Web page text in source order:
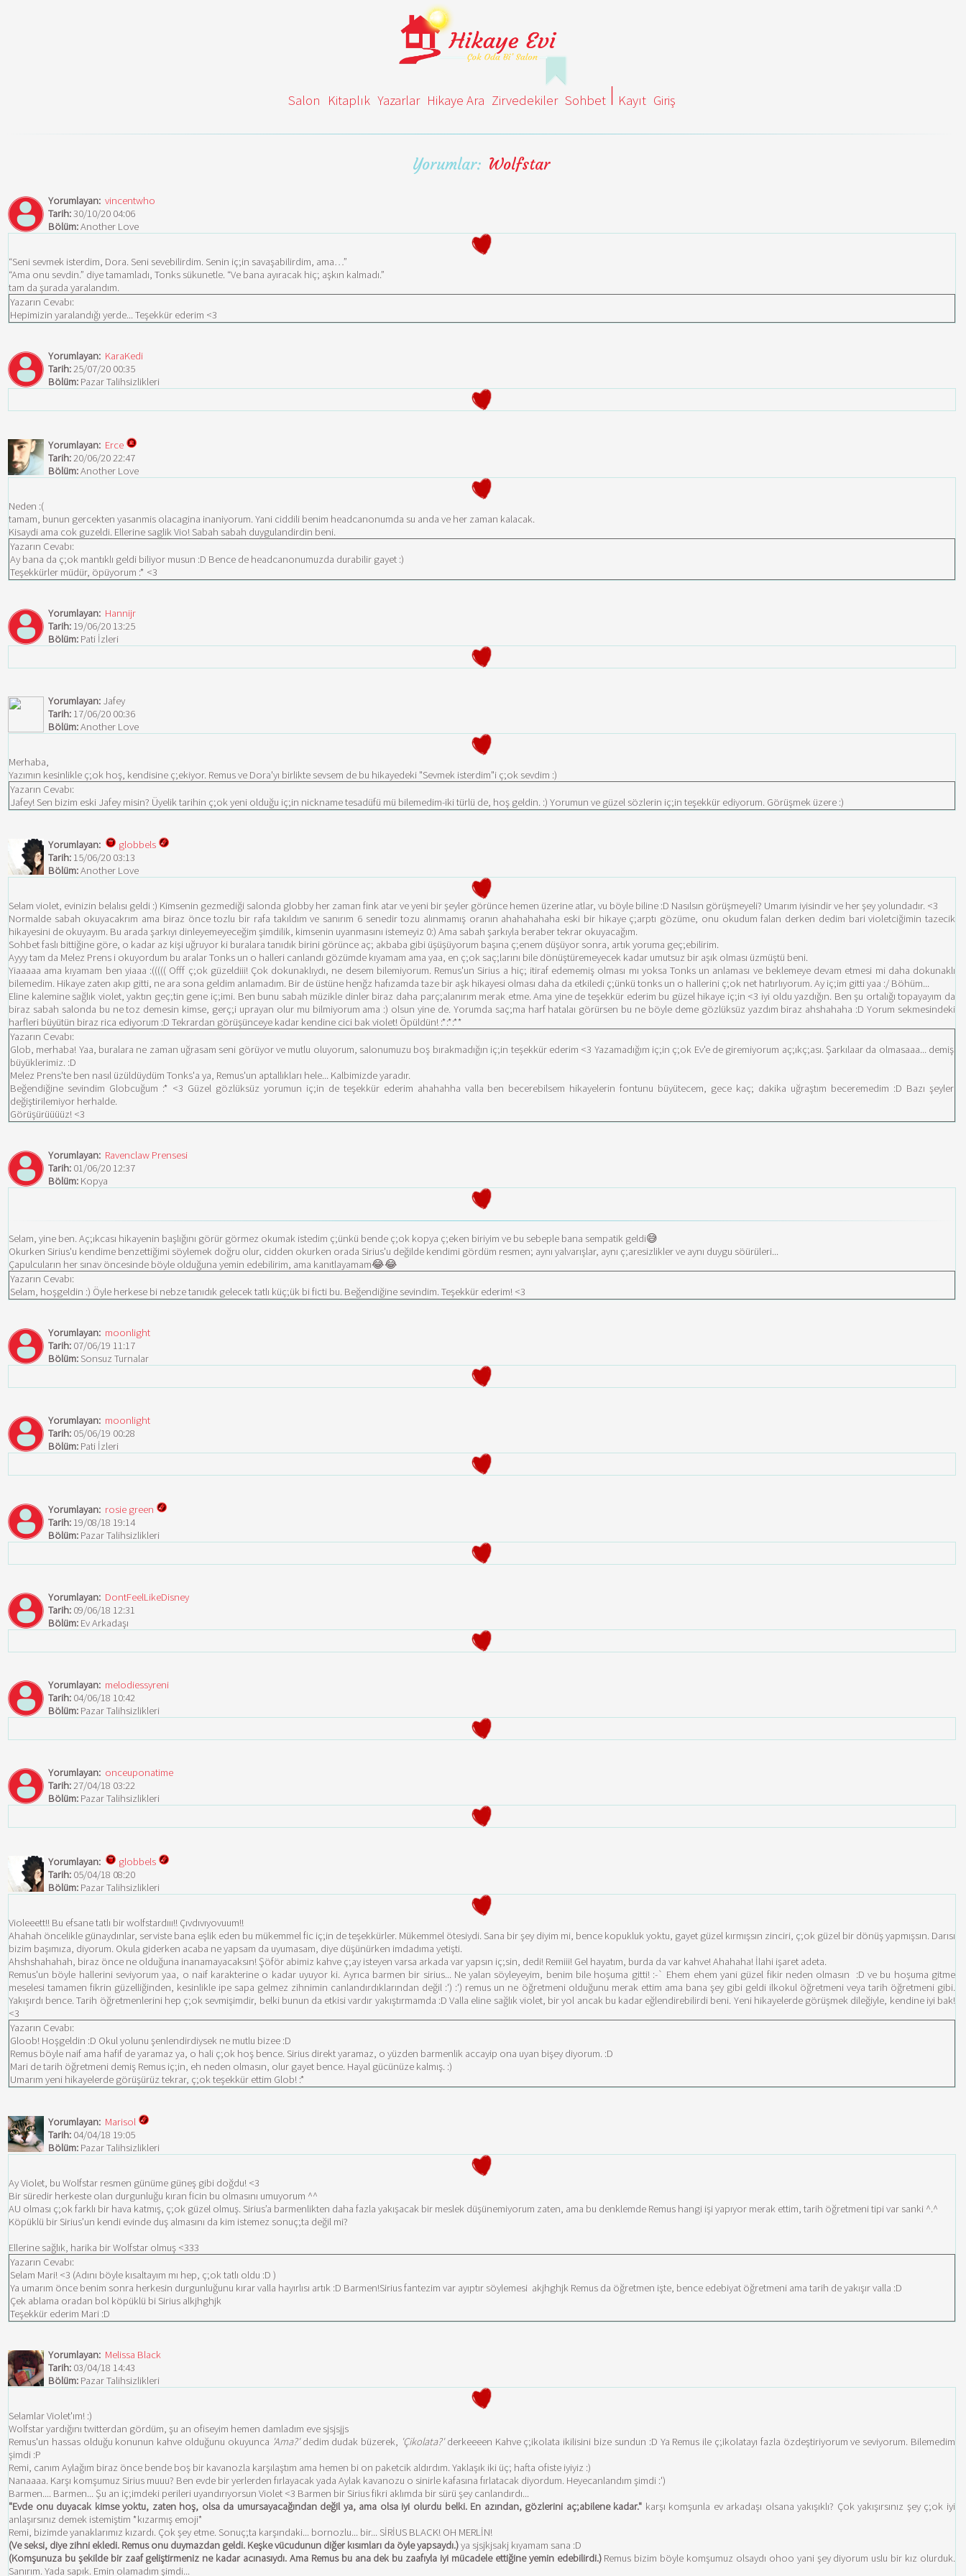
Salon Kitaplık Yazarlar Hikaye Ara Zirvedekiler Sohbet Kayıt Giriş
Yorumlar: Wolfstar
Yorumlayan: vincentwho
Tarih:30/10/20 04:06
Bölüm:Another Love
“Seni sevmek isterdim, Dora. Seni sevebilirdim. Senin iç;in savaşabilirdim, ama…”
“Ama onu sevdin.” diye tamamladı, Tonks sükunetle. “Ve bana ayıracak hiç; aşkın kalmadı.”
tam da şurada yaralandım.
Yazarın Cevabı:
Hepimizin yaralandığı yerde... Teşekkür ederim <3
Yorumlayan: KaraKedi
Tarih:25/07/20 00:35
Bölüm: Pazar Talihsizlikleri
Yorumlayan: Erce
Tarih:20/06/20 22:47
Bölüm:Another Love
Neden :(
tamam, bunun gercekten yasanmis olacagina inaniyorum. Yani ciddili benim headcanonumda su anda ve her zaman kalacak.
Kisaydi ama cok guzeldi. Ellerine saglik Vio! Sabah sabah duygulandirdin beni.
Yazarın Cevabı:
Ay bana da ç;ok mantıklı geldi biliyor musun :D Bence de headcanonumuzda durabilir gayet :)
Teşekkürler müdür, öpüyorum :* <3
Yorumlayan: Hannijr
Tarih: 19/06/20 13:25
Bölüm: Pati İzleri
Yorumlayan: Jafey
Tarih: 17/06/20 00:36
Bölüm:Another Love
Merhaba,
Yazımın kesinlikle ç;ok hoş, kendisine ç;ekiyor. Remus ve Dora'yı birlikte sevsem de bu hikayedeki "Sevmek isterdim"i ç;ok sevdim :)
Yazarın Cevabı:
Jafey! Sen bizim eski Jafey misin? Üyelik tarihin ç;ok yeni olduğu iç;in nickname tesadüfü mü bilemedim-iki türlü de, hoş geldin. :) Yorumun ve güzel sözlerin iç;in teşekkür ediyorum. Görüşmek üzere :)
Yorumlayan:
globbels
Tarih: 15/06/20 03:13
Bölüm:Another Love
Selam violet, evinizin belalısı geldi :) Kimsenin gezmediği salonda globby her zaman fink atar ve yeni bir şeyler görünce hemen üzerine atlar, vu böyle biline :D Nasılsın görüşmeyeli? Umarım iyisindir ve her şey yolundadır. <3
Normalde sabah okuyacakrım ama biraz önce tozlu bir rafa takıldım ve sanırım 6 senedir tozu alınmamış oranın ahahahahaha eski bir hikaye ç;arptı gözüme, onu okudum falan derken dedim bari violetciğimin tazecik
hikayesini de okuyayım. Bu arada şarkıyı dinleyemeyeceğim şimdilik, kimsenin uyanmasını istemeyiz 0:) Ama sabah şarkıyla beraber tekrar okuyacağım.
Sohbet faslı bittiğine göre, o kadar az kişi uğruyor ki buralara tanıdık birini görünce aç; akbaba gibi üşüşüyorum başına ç;enem düşüyor sonra, artık yoruma geç;ebilirim.
Ayyy tam da Melez Prens i okuyordum bu aralar Tonks un o halleri canlandı gözümde kıyamam ama yaa, en ç;ok saç;larını bile dönüştüremeyecek kadar umutsuz bir aşık olması üzmüştü beni.
Yiaaaaa ama kıyamam ben yiaaa :((((( Offf ç;ok güzeldiii! Çok dokunaklıydı, ne desem bilemiyorum. Remus'un Sirius a hiç; itiraf edememiş olması mı yoksa Tonks un anlaması ve beklemeye devam etmesi mi daha dokunaklı
bilemedim. Hikaye zaten akıp gitti, ne ara sona geldim anlamadım. Bir de üstüne henğz hafızamda taze bir aşk hikayesi olması daha da etkiledi ç;ünkü tonks un o hallerini ç;ok net hatırlıyorum. Ay iç;im gitti yaa :/ Böhüm...
Eline kalemine sağlık violet, yaktın geç;tin gene iç;imi. Ben bunu sabah müzikle dinler biraz daha parç;alanırım merak etme. Ama yine de teşekkür ederim bu güzel hikaye iç;in <3 iyi oldu yazdığın. Ben şu ortalığı topayayım da
biraz sabah salonda bu ne toz demesin kimse, gerç;i uprayan olur mu bilmiyorum ama :) olsun yine de. Yorumda saç;ma harf hatalaı görürsen bu ne böyle deme gözlüksüz yazdım biraz ahshahaha :D Yorum sekmesindeki
harfleri büyütün biraz rica ediyorum :D Tekrardan görüşünceye kadar kendine cici bak violet! Öpüldün! :*:*:**
Yazarın Cevabı:
Glob, merhaba! Yaa, buralara ne zaman uğrasam seni görüyor ve mutlu oluyorum, salonumuzu boş bırakmadığın iç;in teşekkür ederim <3 Yazamadığım iç;in ç;ok Ev'e de giremiyorum aç;ıkç;ası. Şarkılaar da olmasaaa... demiş
büyüklerimiz. :D
Melez Prens'te ben nasıl üzüldüydüm Tonks'a ya, Remus'un aptallıkları hele... Kalbimizde yaradır.
Beğendiğine sevindim Globcuğum :* <3 Güzel gözlüksüz yorumun iç;in de teşekkür ederim ahahahha valla ben becerebilsem hikayelerin fontunu büyütecem, gece kaç; dakika uğraştım beceremedim :D Bazı şeyler
değiştirilemiyor herhalde.
Görüşürüüüüz! <3
Yorumlayan: Ravenclaw Prensesi
Tarih: 01/06/20 12:37
Bölüm: Kopya
Selam, yine ben. Aç;ıkcası hikayenin başlığını görür görmez okumak istedim ç;ünkü bende ç;ok kopya ç;eken biriyim ve bu sebeple bana sempatik geldi😅
Okurken Sirius'u kendime benzettiğimi söylemek doğru olur, cidden okurken orada Sirius'u değilde kendimi gördüm resmen; aynı yalvarışlar, aynı ç;aresizlikler ve aynı duygu söürüleri...
Çapulcuların her sınav öncesinde böyle olduğuna yemin edebilirim, ama kanıtlayamam😂😂
Yazarın Cevabı:
Selam, hoşgeldin :) Öyle herkese bi nebze tanıdık gelecek tatlı küç;ük bi ficti bu. Beğendiğine sevindim. Teşekkür ederim! <3
Yorumlayan: moonlight
Tarih: 07/06/19 11:17
Bölüm: Sonsuz Turnalar
Yorumlayan: moonlight
Tarih: 05/06/19 00:28
Bölüm: Pati İzleri
Yorumlayan: rosie green
Tarih: 19/08/18 19:14
Bölüm: Pazar Talihsizlikleri
Yorumlayan: DontFeelLikeDisney
Tarih: 09/06/18 12:31
Bölüm: Ev Arkadaşı
Yorumlayan: melodiessyreni
Tarih: 04/06/18 10:42
Bölüm: Pazar Talihsizlikleri
Yorumlayan: onceuponatime
Tarih:27/04/18 03:22
Bölüm: Pazar Talihsizlikleri
Yorumlayan:
globbels
Tarih: 05/04/18 08:20
Bölüm: Pazar Talihsizlikleri
Violeeett!! Bu efsane tatlı bir wolfstardııı!! Çıvdıvıyovuum!!
Ahahah öncelikle günaydınlar, serviste bana eşlik eden bu mükemmel fic iç;in de teşekkürler. Mükemmel ötesiydi. Sana bir şey diyim mi, bence kopukluk yoktu, gayet güzel kırmışsın zinciri, ç;ok güzel bir dönüş yapmışsın. Darısı
bizim başımıza, diyorum. Okula giderken acaba ne yapsam da uyumasam, diye düşünürken imdadıma yetişti.
Ahshshahahah, biraz önce ne olduğuna inanamayacaksın! Şöför abimiz kahve ç;ay isteyen varsa arkada var yapsın iç;sin, dedi! Remiii! Gel hayatım, burda da var kahve! Ahahaha! İlahi işaret adeta.
Remus'un böyle hallerini seviyorum yaa, o naif karakterine o kadar uyuyor ki. Ayrıca barmen bir sirius... Ne yalan söyleyeyim, benim bile hoşuma gitti! :-` Ehem ehem yani güzel fikir neden olmasın :D ve bu hoşuma gitme
meselesi tamamen fikrin güzelliğinden, kesinlikle ipe sapa gelmez zihnimin canlandırdıklarından değil :') :') remus un ne öğretmeni olduğunu merak ettim ama bana şey gibi geldi ilkokul öğretmeni veya tarih öğretmeni gibi.
Yakışırdı bence. Tarih öğretmenlerini hep ç;ok sevmişimdir, belki bunun da etkisi vardır yakıştırmamda :D Valla eline sağlık violet, bir yol ancak bu kadar eğlendirebilirdi beni. Yeni hikayelerde görüşmek dileğiyle, kendine iyi bak!
<3
Yazarın Cevabı:
Gloob! Hoşgeldin :D Okul yolunu şenlendirdiysek ne mutlu bizee :D
Remus böyle naif ama hafif de yaramaz ya, o hali ç;ok hoş bence. Sirius direkt yaramaz, o yüzden barmenlik accayip ona uyan bişey diyorum. :D
Mari de tarih öğretmeni demiş Remus iç;in, eh neden olmasın, olur gayet bence. Hayal gücünüze kalmış. :)
Umarım yeni hikayelerde görüşürüz tekrar, ç;ok teşekkür ettim Glob! :*
Yorumlayan: Marisol
Tarih: 04/04/18 19:05
Bölüm: Pazar Talihsizlikleri
Ay Violet, bu Wolfstar resmen günüme güneş gibi doğdu! <3
Bir süredir herkeste olan durgunluğu kıran ficin bu olmasını umuyorum ^^
AU olması ç;ok farklı bir hava katmış, ç;ok güzel olmuş. Sirius’a barmenlikten daha fazla yakışacak bir meslek düşünemiyorum zaten, ama bu denklemde Remus hangi işi yapıyor merak ettim, tarih öğretmeni tipi var sanki ^.^
Köpüklü bir Sirius’un kendi evinde duş almasını da kim istemez sonuç;ta değil mi?
Ellerine sağlık, harika bir Wolfstar olmuş <333
Yazarın Cevabı:
Selam Mari! <3 (Adını böyle kısaltayım mı hep, ç;ok tatlı oldu :D )
Ya umarım önce benim sonra herkesin durgunluğunu kırar valla hayırlısı artık :D Barmen!Sirius fantezim var ayıptır söylemesi akjhghjk Remus da öğretmen işte, bence edebiyat öğretmeni ama tarih de yakışır valla :D
Çek ablama oradan bol köpüklü bi Sirius alkjhghjk
Teşekkür ederim Mari :D
Yorumlayan: Melissa Black
Tarih: 03/04/18 14:43
Bölüm: Pazar Talihsizlikleri
Selamlar Violet'ım! :)
Wolfstar yardığını twitterdan gördüm, şu an ofiseyim hemen damladım eve sjsjsjjs
Remus'un hassas olduğu konunun kahve olduğunu okuyunca 'Ama?'dedim dudak büzerek, 'Çikolata?'derkeeeen Kahve ç;ikolata ikilisini bize sundun :D Ya Remus ile ç;ikolatayı fazla özdeştiriyorum ve seviyorum. Bilemedim
şimdi :P
Remi, canım Aylağım biraz önce bende boş bir kavanozla karşılaştım ama hemen bi on paketcik aldırdım. Yaklaşık iki üç; hafta ofiste iyiyiz :)
Nanaaaa. Karşı komşumuz Sirius muuu? Ben evde bir yerlerden fırlayacak yada Aylak kavanozu o sinirle kafasına fırlatacak diyordum. Heyecanlandım şimdi :')
Barmen.... Barmen... Şu an iç;imdeki perileri uyandırıyorsun Violet <3 Barmen bir Sirius fikri aklımda bir sürü şey canlandırdı...
"Evde onu duyacak kimse yoktu, zaten hoş, olsa da umursayacağından değil ya, ama olsa iyi olurdu belki. En azından, gözlerini aç;abilene kadar." karşı komşunla ev arkadaşı olsana yakışıklı? Çok yakışırsınız şey ç;ok iyi
anlaşırsınız demek istemiştim *kızarmış emoji*
Remi, bizimde yanaklarımız kızardı. Çok şey etme. Sonuç;ta karşındaki... bornozlu... bir... SİRİUS BLACK! OH MERLİN!
(Ve seksi, diye zihni ekledi. Remus onu duymazdan geldi. Keşke vücudunun diğer kısımları da öyle yapsaydı.)ya sjsjkjsakj kıyamam sana :D
(Komşunuza bu şekilde bir zaaf geliştirmeniz ne kadar acınasıydı. Ama Remus bu ana dek bu zaafıyla iyi mücadele ettiğine yemin edebilirdi.)Remus bizim böyle komşumuz olsaydı ohoo yani şey diyorum uslu bir kız olurduk.
Sanırım. Yada sapık. Emin olamadım şimdi...